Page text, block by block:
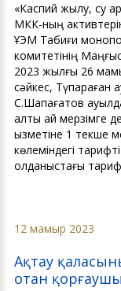
«Каспий жылу, су
МКК-ның
ҰЭМ Табиғи
комитетінің
2023 жылғы 26
сәйкес, Түпқараған
С.Шапағатов
алты ай мерзімге
қызметіне 1 текше
көлеміндегі
қолданыстағы
12 мамыр 2023
Ақтау
отан